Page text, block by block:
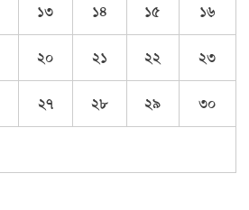
১৩ ১৪ ১৫ ১৬
২০ ২১ ২২ ২৩
২৭ ২৮ ২৯ ৩০